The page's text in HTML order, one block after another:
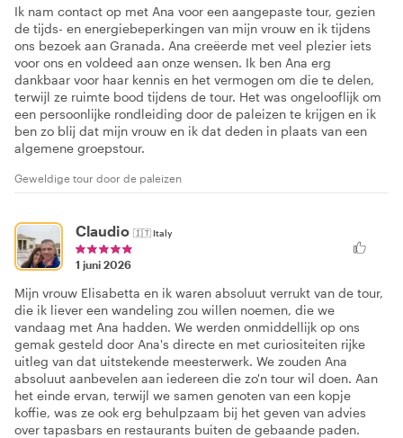
Ik nam contact op met Ana voor een aangepaste tour, gezien
de tijds- en energiebeperkingen van mijn vrouw en ik tijdens
ons bezoek aan Granada. Ana creëerde met veel plezier iets
voor ons en voldeed aan onze wensen. Ik ben Ana erg
dankbaar voor haar kennis en het vermogen om die te delen,
terwijl ze ruimte bood tijdens de tour. Het was ongelooflijk om
een persoonlijke rondleiding door de paleizen te krijgen en ik
ben zo blij dat mijn vrouw en ik dat deden in plaats van een
algemene groepstour.
Geweldige tour door de paleizen
Claudio 🇮🇹Italy
1 juni 2026
Mijn vrouw Elisabetta en ik waren absoluut verrukt van de tour,
die ik liever een wandeling zou willen noemen, die we
vandaag met Ana hadden. We werden onmiddellijk op ons
gemak gesteld door Ana's directe en met curiositeiten rijke
uitleg van dat uitstekende meesterwerk. We zouden Ana
absoluut aanbevelen aan iedereen die zo'n tour wil doen. Aan
het einde ervan, terwijl we samen genoten van een kopje
koffie, was ze ook erg behulpzaam bij het geven van advies
over tapasbars en restaurants buiten de gebaande paden.